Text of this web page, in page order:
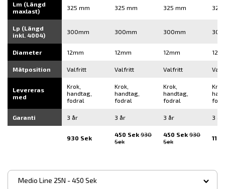
Lm (Längd
maxlast)
325 mm 325 mm 325 mm 325
Lp (Längd
inkl. 4004)
300mm 300mm 300mm
Diameter 12mm 12mm 12mm
Mätposition Valfritt Valfritt Valfritt
Levereras
med
Krok,
handtag,
fodral
Krok,
handtag,
fodral
Krok,
handtag,
fodral
Garanti 3 år 3 år 3 år 3 år
930 Sek 450 Sek 930
Sek
450 Sek 930
Sek
Medio Line 25N - 450 Sek
▾